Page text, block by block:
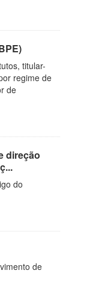
titular-
regime de
de
direção
do
de